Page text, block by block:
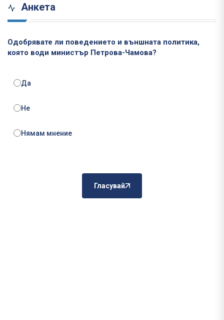
Анкета
Одобрявате ли поведението и външната политика,
която води министър Петрова-Чамова?
Да
Не
Нямам мнение
Гласувай